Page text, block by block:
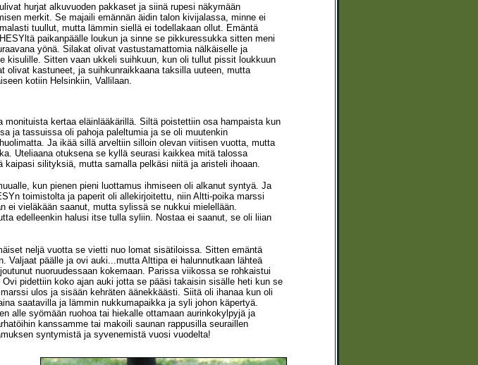
hurjat alkuvuoden pakkaset ja siinä rupesi näkymään
merkit. Se majaili emännän äidin talon kivijalassa, minne ei
tuullut, mutta lämmin siellä ei todellakaan ollut. Emäntä
paikanpäälle loukun ja sinne se pikkuressukka sitten meni
yönä. Silakat olivat vastustamattomia nälkäiselle ja
kisulille. Sitten vaan ukkeli suihkuun, kun oli tullut pissit loukkuun
olivat kastuneet, ja suihkunraikkaana taksilla uuteen, mutta
kotiin Helsinkiin, Vallilaan.
kertaa eläinlääkärillä. Siltä poistettiin osa hampaista kun
ja tassuissa oli pahoja paleltumia ja se oli muutenkin
Ja ikää sillä arveltiin silloin olevan viitisen vuotta, mutta
Uteliaana otuksena se kyllä seurasi kaikkea mitä talossa
silityksiä, mutta samalla pelkäsi niitä ja aristeli ihoaan.
kun pienen pieni luottamus ihmiseen oli alkanut syntyä. Ja
toimistolta ja paperit oli allekirjoitettu, niin Altti-poika marssi
ei vieläkään saanut, mutta sylissä se nukkui mielellään.
edelleenkin halusi itse tulla syliin. Nostaa ei saanut, se oli liian
neljä vuotta se vietti nuo lomat sisätiloissa. Sitten emäntä
päälle ja ovi auki...mutta Alttipa ei halunnutkaan lähteä
nuoruudessaan kokemaan. Parissa viikossa se rohkaistui
pidettiin koko ajan auki jotta se pääsi takaisin sisälle heti kun se
ulos ja sisään kehräten äänekkäästi. Siitä oli ihanaa kun oli
saatavilla ja lämmin nukkumapaikka ja syli johon käpertyä.
alle syömään ruohoa tai hiekalle ottamaan aurinkokylpyjä ja
kanssamme tai makoili saunan rappusilla seuraillen
syntymistä ja syvenemistä vuosi vuodelta!